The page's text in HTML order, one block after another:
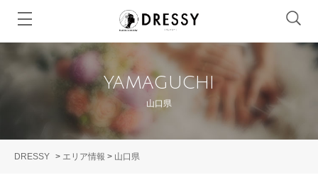
YAMAGUCHI
山口県
DRESSY > エリア情報 > 山口県